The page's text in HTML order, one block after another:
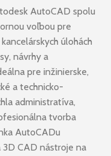
AutoCAD spolu
voľbou pre
úlohách
návrhy a
pre inžinierske,
a technicko-
administratíva,
tvorba
AutoCADu
CAD nástroje na